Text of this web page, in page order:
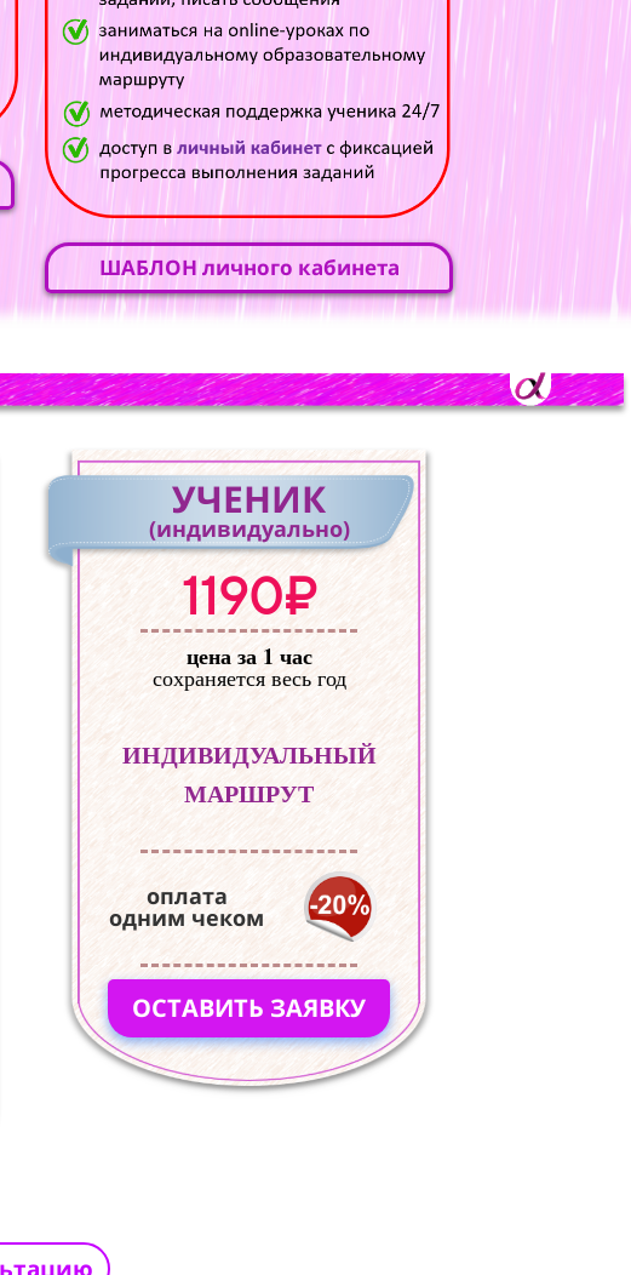
ШАБЛОН личного кабинета
УЧЕНИК
(индивидуально)
1190₽
цена за 1 час
сохраняется весь год
ИНДИВИДУАЛЬНЫЙ
МАРШРУТ
оплата
одним чеком
ОСТАВИТЬ ЗАЯВКУ